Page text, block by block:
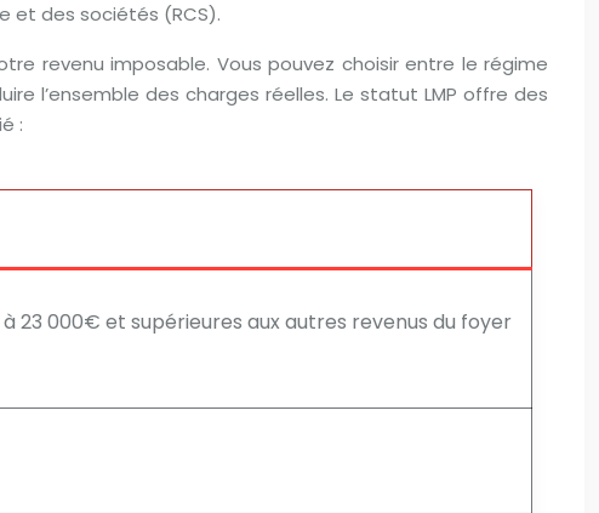
et des sociétés (RCS).
revenu imposable. Vous pouvez choisir entre le régime
l’ensemble des charges réelles. Le statut LMP offre des
:
23 000€ et supérieures aux autres revenus du foyer